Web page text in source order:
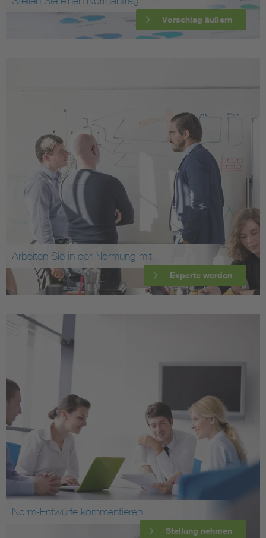
Vorschlag äußern
Arbeiten Sie in der Normung mit
Experte werden
Norm-Entwürfe kommentieren
Stellung nehmen